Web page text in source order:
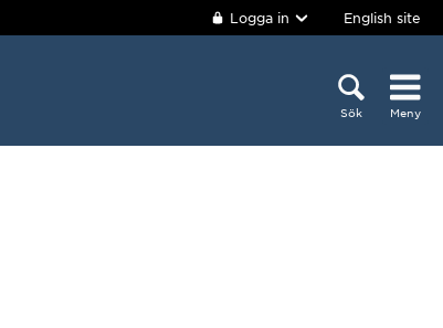
Logga in English site
Sök Meny